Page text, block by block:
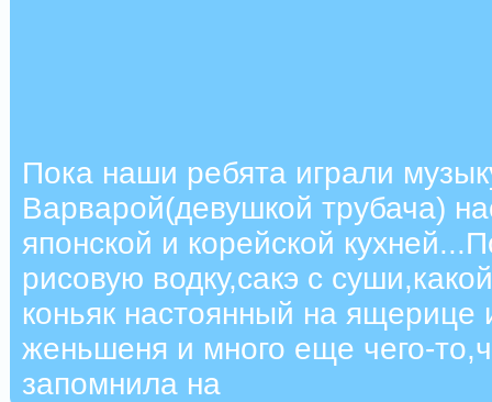
Пока наши ребята играли
Варварой(девушкой трубача)
японской и корейской
рисовую водку,сакэ с
коньяк настоянный на ящерице
женьшеня и много еще чего-
запомнила на